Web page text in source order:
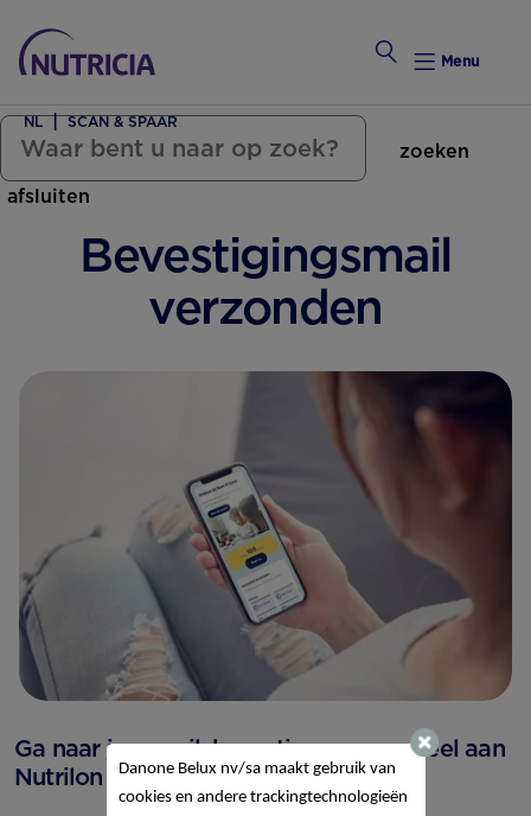
Zwanger Worden
Menu
zoeken
afsluiten
Bevestigingsmail
verzonden
NL SCAN & SPAAR
Ga naar je e-mail, bevestig en neem deel aan
Nutrilon Scan & Spaar.
Danone Belux nv/sa maakt gebruik van
cookies en andere trackingtechnologieën